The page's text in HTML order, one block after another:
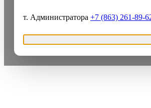
т. Администратора +7 (863) 261-89-